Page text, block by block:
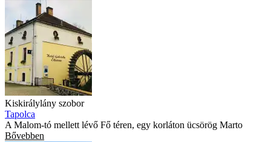
Kiskirálylány szobor
Tapolca
A Malom-tó mellett lévő Fő téren, egy korláton ücsörög Marto
Bővebben